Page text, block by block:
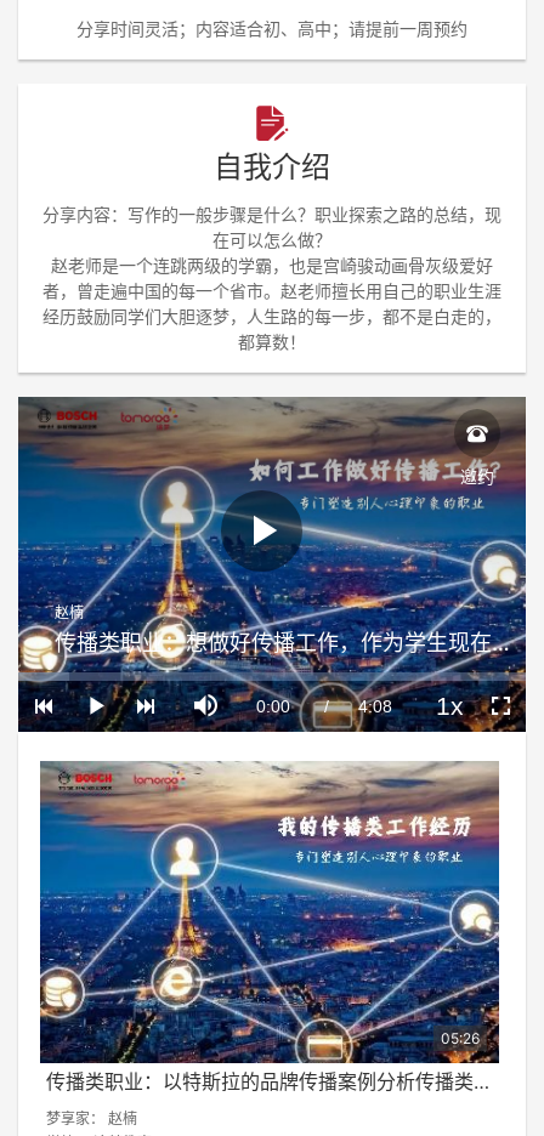
分享时间灵活；内容适合初、高中；请提前一周预约
自我介绍
分享内容：写作的一般步骤是什么？职业探索之路的总结，现
在可以怎么做？
赵老师是一个连跳两级的学霸，也是宫崎骏动画骨灰级爱好
者，曾走遍中国的每一个省市。赵老师擅长用自己的职业生涯
经历鼓励同学们大胆逐梦，人生路的每一步，都不是白走的，
都算数！
Play
Video
Play
Mute
Current
Time
0:00 / Duration
4:08
Loaded:
0%
Progress:
0%
Playback
Rate
1x
赵楠
传播类职业：想做好传播工作，作为学生现在能做哪些准备？
邀约
05:26
传播类职业：以特斯拉的品牌传播案例分析传播类职业
梦享家： 赵楠